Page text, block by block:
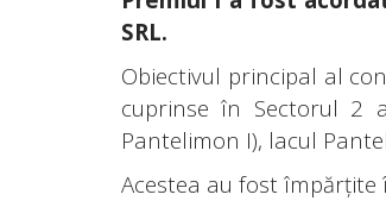
SRL.
Obiectivul principal al
cuprinse în Sectorul 2
Pantelimon I), lacul
Acestea au fost